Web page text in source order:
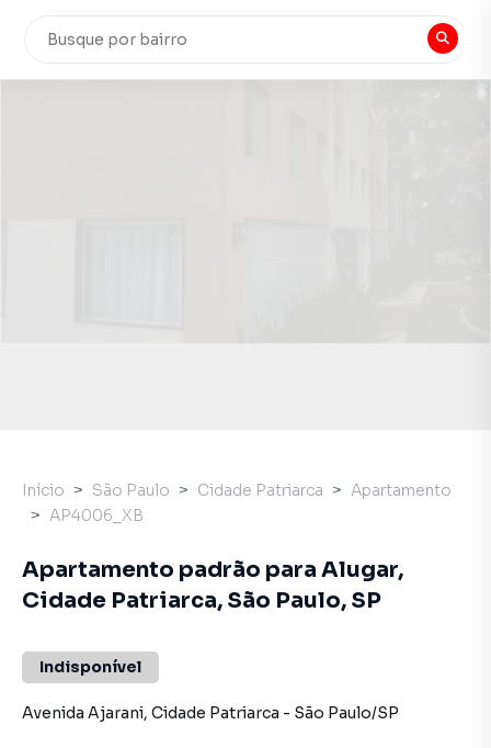
Início São Paulo Cidade Patriarca
Apartamento
AP4006_XB
Apartamento padrão para Alugar,
Cidade Patriarca, São Paulo, SP
Indisponível
Avenida Ajarani, Cidade Patriarca - São Paulo/SP